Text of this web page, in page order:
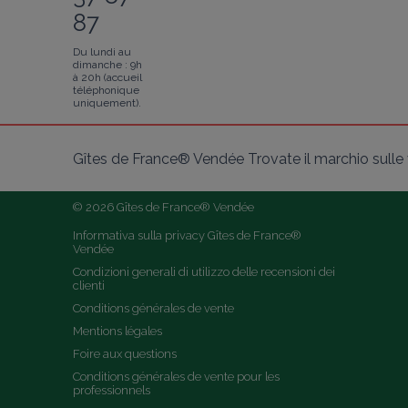
87
Du lundi au
dimanche : 9h
à 20h (accueil
téléphonique
uniquement).
Gîtes de France® Vendée Trovate il marchio
© 2026 Gîtes de France® Vendée
Informativa sulla privacy Gîtes de France®
Vendée
Condizioni generali di utilizzo delle recensioni dei
clienti
Conditions générales de vente
Mentions légales
Foire aux questions
Conditions générales de vente pour les
professionnels